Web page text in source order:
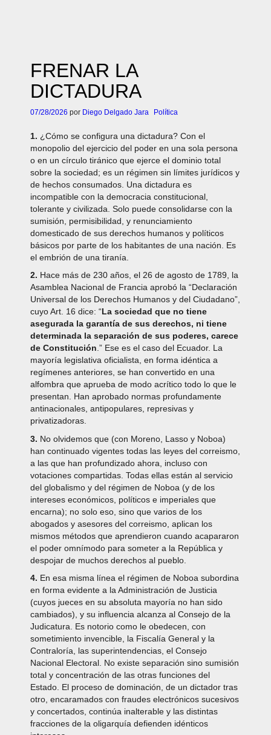
FRENAR LA
DICTADURA
07/28/2026 por Diego Delgado Jara Política
1. ¿Cómo se configura una dictadura? Con el
monopolio del ejercicio del poder en una sola persona
o en un círculo tiránico que ejerce el dominio total
sobre la sociedad; es un régimen sin límites jurídicos y
de hechos consumados. Una dictadura es
incompatible con la democracia constitucional,
tolerante y civilizada. Solo puede consolidarse con la
sumisión, permisibilidad, y renunciamiento
domesticado de sus derechos humanos y políticos
básicos por parte de los habitantes de una nación. Es
el embrión de una tiranía.
2. Hace más de 230 años, el 26 de agosto de 1789, la
Asamblea Nacional de Francia aprobó la “Declaración
Universal de los Derechos Humanos y del Ciudadano”,
cuyo Art. 16 dice: “La sociedad que no tiene
asegurada la garantía de sus derechos, ni tiene
determinada la separación de sus poderes, carece
de Constitución.” Ese es el caso del Ecuador. La
mayoría legislativa oficialista, en forma idéntica a
regímenes anteriores, se han convertido en una
alfombra que aprueba de modo acrítico todo lo que le
presentan. Han aprobado normas profundamente
antinacionales, antipopulares, represivas y
privatizadoras.
3. No olvidemos que (con Moreno, Lasso y Noboa)
han continuado vigentes todas las leyes del correismo,
a las que han profundizado ahora, incluso con
votaciones compartidas. Todas ellas están al servicio
del globalismo y del régimen de Noboa (y de los
intereses económicos, políticos e imperiales que
encarna); no solo eso, sino que varios de los
abogados y asesores del correismo, aplican los
mismos métodos que aprendieron cuando acapararon
el poder omnímodo para someter a la República y
despojar de muchos derechos al pueblo.
4. En esa misma línea el régimen de Noboa subordina
en forma evidente a la Administración de Justicia
(cuyos jueces en su absoluta mayoría no han sido
cambiados), y su influencia alcanza al Consejo de la
Judicatura. Es notorio como le obedecen, con
sometimiento invencible, la Fiscalía General y la
Contraloría, las superintendencias, el Consejo
Nacional Electoral. No existe separación sino sumisión
total y concentración de las otras funciones del
Estado. El proceso de dominación, de un dictador tras
otro, encaramados con fraudes electrónicos sucesivos
y concertados, continúa inalterable y las distintas
fracciones de la oligarquía defienden idénticos